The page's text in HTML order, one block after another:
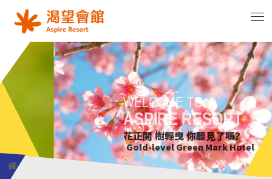
WELCOME TO
ASPIRE RESORT
花正開 樹輕曳 你聽見了嗎?
Gold-level Green Mark Hotel
WELCOME TO
ASPIRE RESORT
只要席地而坐 小確幸不用等待
Gold-level Green Mark Hotel
WELCOME TO
ASPIRE RESORT
綠意萌動迎朝曦
Gold-level Green Mark Hotel
WELCOME TO
ASPIRE RESORT
花正開 樹輕曳 你聽見了嗎?
Gold-level Green Mark Hotel